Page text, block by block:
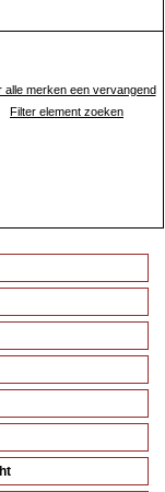
alle merken een vervangend
Filter element zoeken